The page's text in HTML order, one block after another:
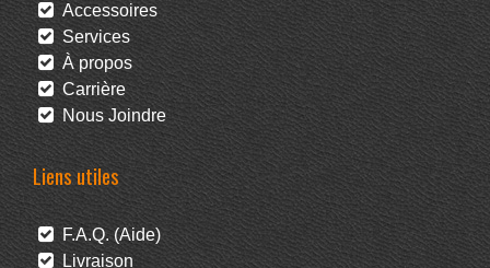
Accessoires
Services
À propos
Carrière
Nous Joindre
Liens utiles
F.A.Q. (Aide)
Livraison